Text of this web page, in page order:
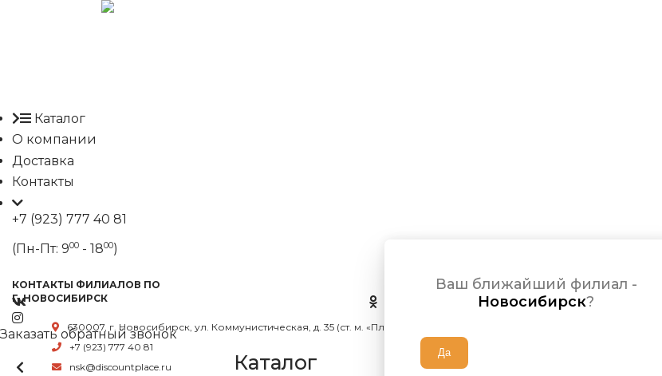
Каталог
О компании
Доставка
Контакты
+7 (923) 777 40 81
(Пн-Пт: 900 - 1800)
КОНТАКТЫ ФИЛИАЛОВ ПО
Г. НОВОСИБИРСК
630007, г. Новосибирск, ул. Коммунистическая, д. 35 (ст. м. «Площадь Ленина»)
+7 (923) 777 40 81
nsk@discountplace.ru
Заказать обратный звонок
Каталог
Ваш ближайший филиал -
Новосибирск?